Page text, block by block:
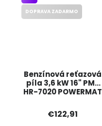
Benzínová reťazová
píla 3,6 kW 16" PM-
HR-7020 POWERMAT
DOPRAVA ZADARMO
€122,91